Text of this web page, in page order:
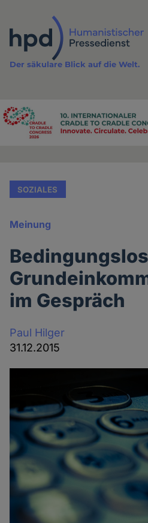
Inhalt
Der säkulare Blick auf die Welt.
Advertising
SOZIALES
Meinung
im Gespräch
Paul Hilger
31.12.2015